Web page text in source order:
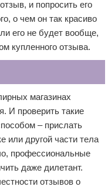
и попросить его
о чем он так красиво
его не будет вообще,
купленного отзыва.
магазинах
И проверить такие
– прислать
или другой части тела
профессиональные
даже дилетант.
отзывов о